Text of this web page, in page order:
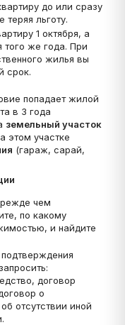
до или сразу
льготу.
1 октября, а
того же года. При
жилья вы
срок.
попадает жилой
в 3 года
земельный участок
этом участке
(гараж, сарай,
чем
по какому
и найдите
договор
о
отсутствии иной